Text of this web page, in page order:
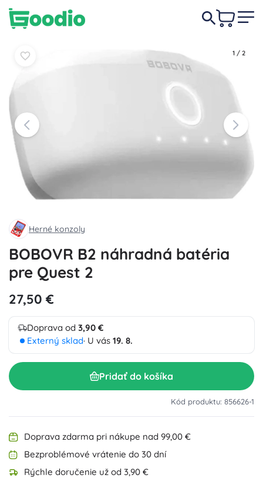
1 / 2
Herné konzoly
BOBOVR B2 náhradná batéria
pre Quest 2
27,50 €
Doprava od 3,90 €
Externý sklad· U vás 19. 8.
Pridať do košíka
Kód produktu: 856626-1
Doprava zdarma pri nákupe nad 99,00 €
Bezproblémové vrátenie do 30 dní
Rýchle doručenie už od 3,90 €
27,50 € Do košíka